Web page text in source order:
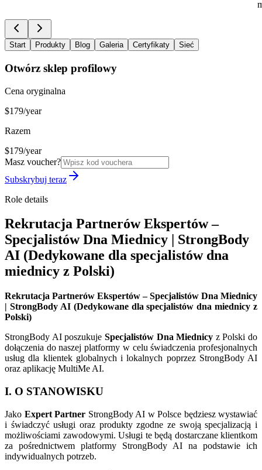
Start Produkty Blog Galeria Certyfikaty Sieć
Otwórz sklep profilowy
Cena oryginalna
$179/year
Razem
$179/year
Masz voucher?
Subskrybuj teraz
Role details
Rekrutacja Partnerów Ekspertów –
Specjalistów Dna Miednicy | StrongBody
AI (Dedykowane dla specjalistów dna
miednicy z Polski)
Rekrutacja Partnerów Ekspertów – Specjalistów Dna Miednicy
| StrongBody AI (Dedykowane dla specjalistów dna miednicy z
Polski)
StrongBody AI poszukuje Specjalistów Dna Miednicy z Polski do
dołączenia do naszej platformy w celu świadczenia profesjonalnych
usług dla klientek globalnych i lokalnych poprzez StrongBody AI
oraz aplikację MultiMe AI.
I. O STANOWISKU
Jako Expert Partner StrongBody AI w Polsce będziesz wystawiać
i świadczyć usługi oraz produkty zgodne ze swoją specjalizacją i
możliwościami zawodowymi. Usługi te będą dostarczane klientkom
za pośrednictwem platformy StrongBody AI na podstawie ich
indywidualnych potrzeb.